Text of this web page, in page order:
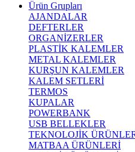
Ürün Grupları
AJANDALAR
DEFTERLER
ORGANİZERLER
PLASTİK KALEMLER
METAL KALEMLER
KURŞUN KALEMLER
KALEM SETLERİ
TERMOS
KUPALAR
POWERBANK
USB BELLEKLER
TEKNOLOJİK
MATBAA ÜRÜNLERİ